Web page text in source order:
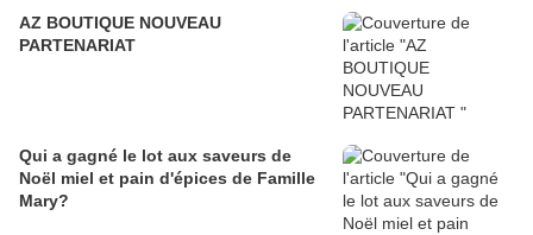
AZ BOUTIQUE NOUVEAU
PARTENARIAT
Qui a gagné le lot aux saveurs de
Noël miel et pain d'épices de Famille
Mary?